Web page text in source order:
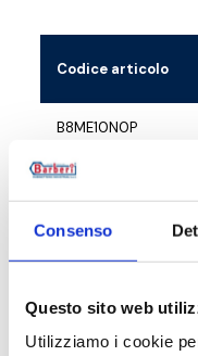
Consenso
Questo sito web
Utilizziamo i cookie
Codice articolo
B8ME10N0P
B8ME15N0P
Descrizione